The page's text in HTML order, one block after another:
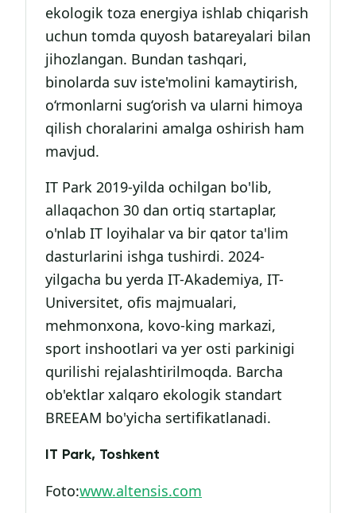
ekologik toza energiya ishlab chiqarish
uchun tomda quyosh batareyalari bilan
jihozlangan. Bundan tashqari,
binolarda suv iste'molini kamaytirish,
o‘rmonlarni sug‘orish va ularni himoya
qilish choralarini amalga oshirish ham
mavjud.
IT Park 2019-yilda ochilgan bo'lib,
allaqachon 30 dan ortiq startaplar,
o'nlab IT loyihalar va bir qator ta'lim
dasturlarini ishga tushirdi. 2024-
yilgacha bu yerda IT-Akademiya, IT-
Universitet, ofis majmualari,
mehmonxona, kovo-king markazi,
sport inshootlari va yer osti parkinigi
qurilishi rejalashtirilmoqda. Barcha
ob'ektlar xalqaro ekologik standart
BREEAM bo'yicha sertifikatlanadi.
IT Park, Toshkent
Foto:www.altensis.com